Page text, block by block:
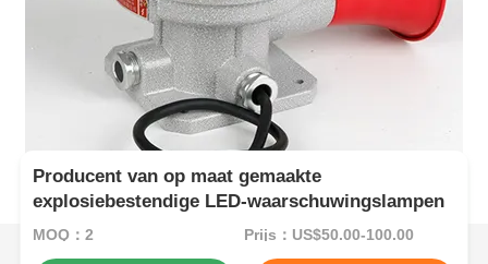
Producent van op maat gemaakte
explosiebestendige LED-waarschuwingslampen
MOQ：2 Prijs：US$50.00-100.00